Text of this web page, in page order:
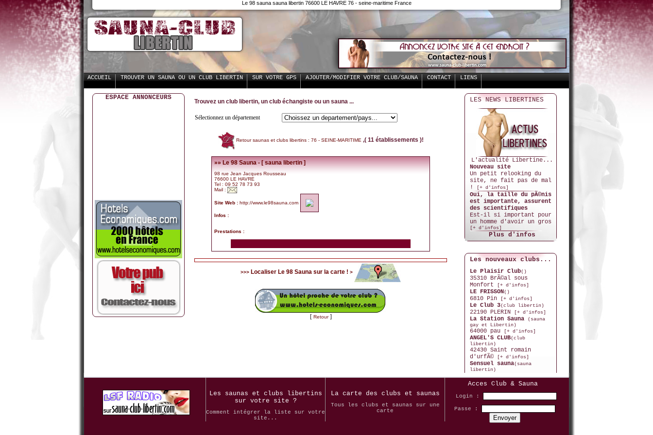
Le 98 sauna sauna libertin 76600 LE HAVRE 76 - seine-maritime France
ACCUEIL TROUVER UN SAUNA OU UN CLUB LIBERTIN SUR VOTRE GPS AJOUTER/MODIFIER VOTRE CLUB/SAUNA CONTACT LIENS
ESPACE ANNONCEURS
Trouvez un club libertin, un club échangiste ou un sauna ...
Sélectionnez un département
Retour saunas et clubs libertins : 76 - SEINE-MARITIME ,( 11 établissements )!
»» Le 98 Sauna - [ sauna libertin ]
98 rue Jean Jacques Rousseau
76600 LE HAVRE
Tel : 09 52 78 73 93
Mail :
Site Web : http://www.le98sauna.com
Infos :
Prestations :
>>> Localiser Le 98 Sauna sur la carte ! >
[ Retour]
LES NEWS LIBERTINES
L'actualité Libertine...
Nouveau site
Un petit relooking du
site, ne fait pas de mal
!
[+ d'infos]
Oui, la taille du pÃ©nis
est importante, assurent
des scientifiques
Est-il si important pour
un homme d'avoir un gros
[+ d'infos]
Plus d'infos
Les nouveaux clubs...
Le Plaisir Club()
35310 BrÃ©al sous
Monfort
[+ d'infos]
LE FRISSON()
6810 Pin [+ d'infos]
Le Club 3(club libertin)
22190 PLERIN [+ d'infos]
La Station Sauna
(sauna
gay et Libertin)
64000 pau [+ d'infos]
ANGEL'S CLUB(club
libertin)
42430 Saint romain
d'urfÃ©
[+ d'infos]
Sensuel sauna(sauna
libertin)
82000 Montauban[+
d'infos]
LIBERTINE
Libertin)
06250 Mougins[+ d'infos]
Le 98 Sauna(sauna libertin)
76600 LE HAVRE
Les saunas et clubs libertins
sur votre site ?
Comment intégrer la liste sur votre
site...
La carte des clubs et saunas
Tous les clubs et saunas sur une
carte
Acces Club & Sauna
Login :
Passe :